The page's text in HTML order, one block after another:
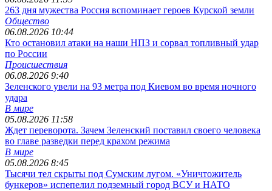
263 дня мужества Россия вспоминает героев Курской земли
Общество
06.08.2026 10:44
Кто остановил атаки на наши НПЗ и сорвал топливный удар
по России
Происшествия
06.08.2026 9:40
Зеленского увели на 93 метра под Киевом во время ночного
удара
В мире
05.08.2026 11:58
Ждет переворота. Зачем Зеленский поставил своего человека
во главе разведки перед крахом режима
В мире
05.08.2026 8:45
Тысячи тел скрыты под Сумским лугом. «Уничтожитель
бункеров» испепелил подземный город ВСУ и НАТО